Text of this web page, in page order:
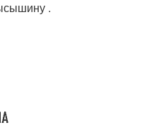
.